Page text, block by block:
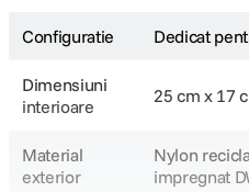
Configuratie Dedicat
Dimensiuni
interioare
25 cm x 17
Material
exterior
Nylon
impregnat